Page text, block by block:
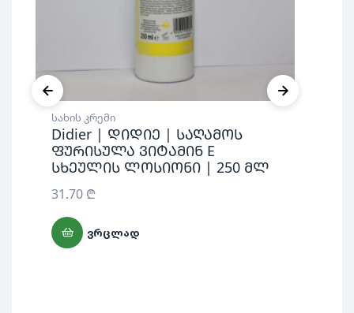
სახის კრემი
Didier | დიდიე | საღამოს
ფურისულა ვიტამინ E
სხეულის ლოსიონი | 250 მლ
31.70 ₾
ᲕᲠᲪᲚᲐᲓ